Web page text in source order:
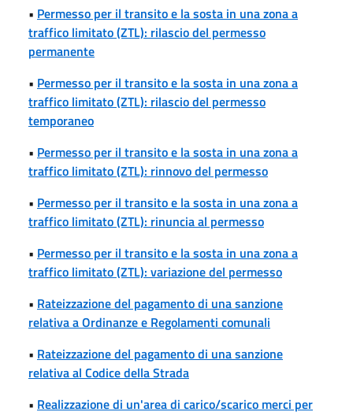
• Permesso per il transito e la sosta in una zona a
traffico limitato (ZTL): rilascio del permesso
permanente
• Permesso per il transito e la sosta in una zona a
traffico limitato (ZTL): rilascio del permesso
temporaneo
• Permesso per il transito e la sosta in una zona a
traffico limitato (ZTL): rinnovo del permesso
• Permesso per il transito e la sosta in una zona a
traffico limitato (ZTL): rinuncia al permesso
• Permesso per il transito e la sosta in una zona a
traffico limitato (ZTL): variazione del permesso
• Rateizzazione del pagamento di una sanzione
relativa a Ordinanze e Regolamenti comunali
• Rateizzazione del pagamento di una sanzione
relativa al Codice della Strada
• Realizzazione di un'area di carico/scarico merci per